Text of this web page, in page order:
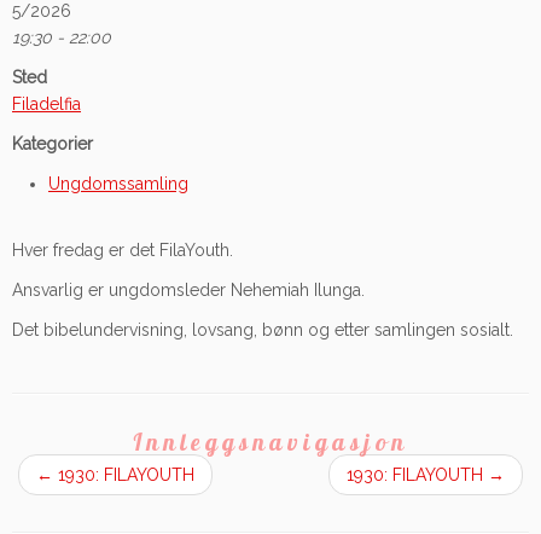
5/2026
19:30 - 22:00
Sted
Filadelfia
Kategorier
Ungdomssamling
Hver fredag er det FilaYouth.
Ansvarlig er ungdomsleder Nehemiah Ilunga.
Det bibelundervisning, lovsang, bønn og etter samlingen sosialt.
Innleggsnavigasjon
← 1930: FILAYOUTH 1930: FILAYOUTH →